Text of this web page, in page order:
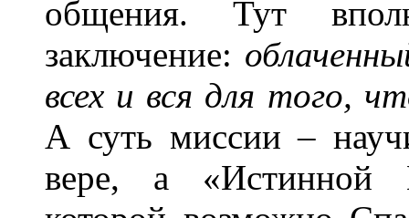
общения. Тут
заключение:
всех и вся для того,
А суть миссии –
вере, а «Истинной